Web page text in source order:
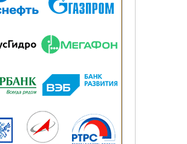
нагрузочные
МВт (21,5 МВА) На Кубок